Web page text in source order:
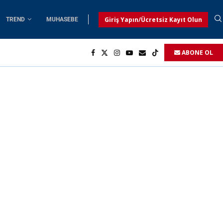
TREND MUHASEBE Giriş Yapın/Ücretsiz Kayıt Olun
ABONE OL